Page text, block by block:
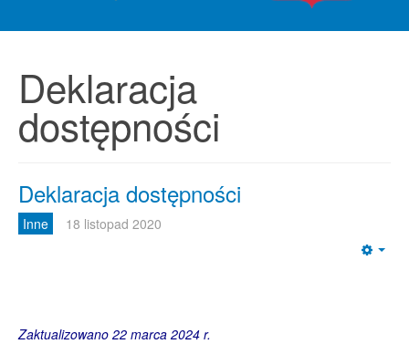
Deklaracja
dostępności
Deklaracja dostępności
Inne 18 listopad 2020
Zaktualizowano 22 marca 2024 r.